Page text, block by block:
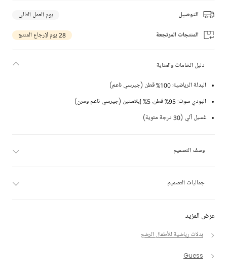
التوصيل يوم العمل التالي
المنتجات المرتجعة 28 يوم لإرجاع المنتج
عرض المزيد
بدلات رياضية للأطفال الرضع
Guess
دليل الخامات والعناية
البدلة الرياضية: 100% قطن (جيرسي ناعم)
البودي سوت: 95% قطن، 5% إيلاستين (جيرسي ناعم ومرن)
غسيل آلي (30 درجة مئوية)
وصف التصميم
جماليات التصميم